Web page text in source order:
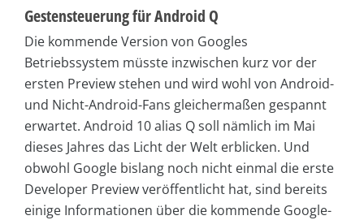
Gestensteuerung für Android Q
Die kommende Version von Googles
Betriebssystem müsste inzwischen kurz vor der
ersten Preview stehen und wird wohl von Android-
und Nicht-Android-Fans gleichermaßen gespannt
erwartet. Android 10 alias Q soll nämlich im Mai
dieses Jahres das Licht der Welt erblicken. Und
obwohl Google bislang noch nicht einmal die erste
Developer Preview veröffentlicht hat, sind bereits
einige Informationen über die kommende Google-